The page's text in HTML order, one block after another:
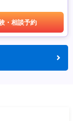
・相談予約